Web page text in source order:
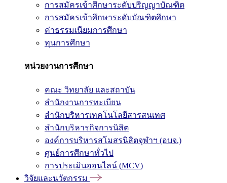
การสมัครเข้าศึกษาระดับปริญญาบัณฑิต
การสมัครเข้าศึกษาระดับบัณฑิตศึกษา
ค่าธรรมเนียมการศึกษา
ทุนการศึกษา
หน่วยงานการศึกษา
คณะ วิทยาลัย และสถาบัน
สำนักงานการทะเบียน
สำนักบริหารเทคโนโลยีสารสนเทศ
สำนักบริหารกิจการนิสิต
องค์การบริหารสโมสรนิสิตจุฬาฯ (อบจ.)
ศูนย์การศึกษาทั่วไป
การประเมินออนไลน์ (MCV)
วิจัยและนวัตกรรม